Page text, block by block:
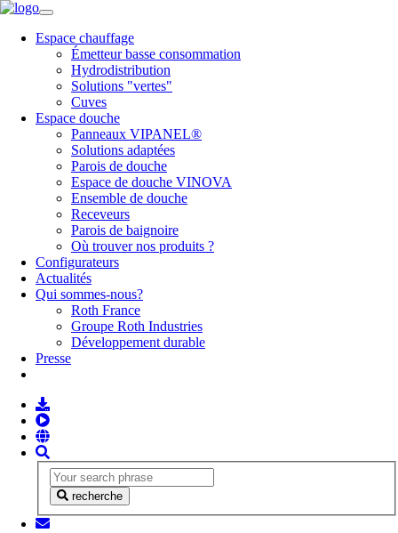
Espace chauffage
Émetteur basse consommation
Hydrodistribution
Solutions "vertes"
Cuves
Espace douche
Panneaux VIPANEL®
Solutions adaptées
Parois de douche
Espace de douche VINOVA
Ensemble de douche
Receveurs
Parois de baignoire
Où trouver nos produits ?
Configurateurs
Actualités
Qui sommes-nous?
Roth France
Groupe Roth Industries
Développement durable
Presse
recherche